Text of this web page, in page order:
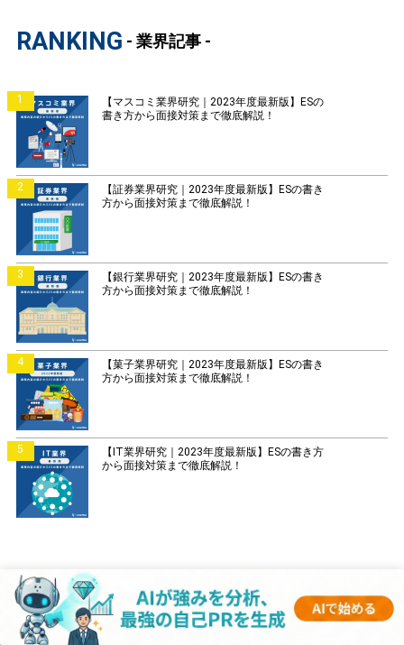
RANKING - 業界記事 -
1
【マスコミ業界研究｜2023年度最新版】ESの
書き方から面接対策まで徹底解説！
2
【証券業界研究｜2023年度最新版】ESの書き
方から面接対策まで徹底解説！
3
【銀行業界研究｜2023年度最新版】ESの書き
方から面接対策まで徹底解説！
4
【菓子業界研究｜2023年度最新版】ESの書き
方から面接対策まで徹底解説！
5
【IT業界研究｜2023年度最新版】ESの書き方
から面接対策まで徹底解説！